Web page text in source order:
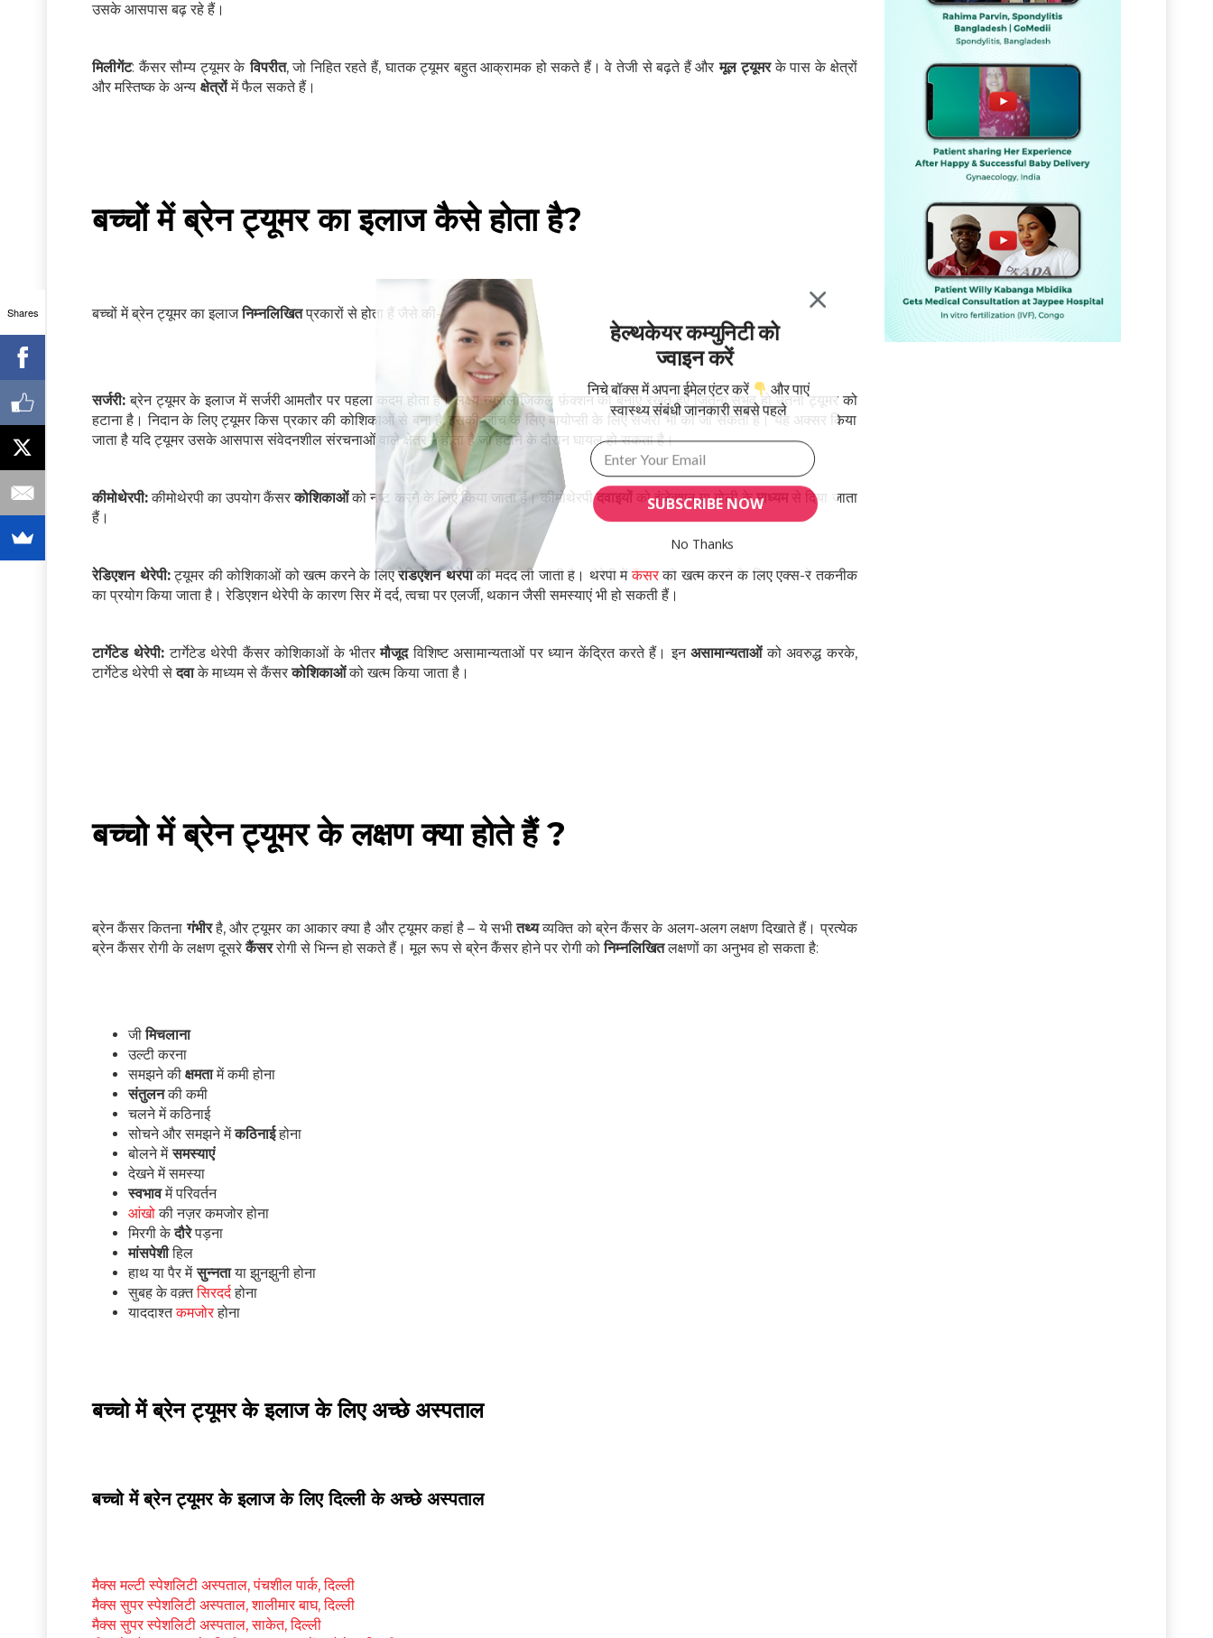
उसके आसपास बढ़ रहे हैं।
मिलीगेंट: कैंसर सौम्य ट्यूमर केविपरीत, जो निहित रहते हैं, घातक ट्यूमर बहुत आक्रामक हो सकते हैं। वे तेजी से बढ़ते हैं और मूल ट्यूमरके पास के क्षेत्रों
और मस्तिष्क के अन्य क्षेत्रोंमें फैल सकते हैं।
बच्चों में ब्रेन ट्यूमर का इलाज कैसे होता है?
बच्चों में ब्रेन ट्यूमर का इलाजनिम्नलिखितप्रकारों से होता हैं जैसे की-
सर्जरी: ब्रेन ट्यूमर के इलाज में सर्जरी आमतौर पर पहला कदम होता है। लक्ष्य न्यूरोलॉजिकल फ़ंक्शन को बनाए रखते हुए जितना संभव हो उतना ट्यूमर को
हटाना है। निदान के लिए ट्यूमर किस प्रकार की कोशिकाओं से बना है, इसकी जांच के लिए बायोप्सी के लिए सर्जरी भी की जा सकती है। यह अक्सर किया
जाता है यदि ट्यूमर उसके आसपास संवेदनशील संरचनाओं वाले क्षेत्र में होता है जो हटाने के दौरान घायल हो सकता है।
कीमोथेरपी:कीमोथेरपी का उपयोग कैंसरकोशिकाओंको नष्ट करने के लिए किया जाता हैं। कीमोथेरपीदवाइयोंको इंजेक्शन या गोली केमाध्यमसे दिया जाता
हैं।
रेडिएशन थेरेपी:ट्यूमर की कोश‍िकाओं को खत्‍म करने के ल‍िएरेड‍िएशन थेरेपीकी मदद ली जाती है। थेरेपी मेंकैंसरको खत्‍म करने के ल‍िए एक्‍स-रे तकनीक
का प्रयोग क‍िया जाता है। रेड‍िएशन थेरेपी के कारण स‍िर में दर्द, त्‍वचा पर एलर्जी, थकान जैसी समस्‍याएं भी हो सकती हैं।
टार्गेटेड थेरेपी: टार्गेटेड थेरेपी कैंसर कोशिकाओं के भीतरमौजूदविशिष्ट असामान्यताओं पर ध्यान केंद्रित करते हैं। इनअसामान्यताओंको अवरुद्ध करके,
टार्गेटेड थेरेपी सेदवाके माध्यम से कैंसरकोशिकाओंको खत्म किया जाता है।
बच्चो में ब्रेन ट्यूमर के लक्षण क्या होते हैं ?
ब्रेन कैंसर कितनागंभीरहै, और ट्यूमर का आकार क्या है और ट्यूमर कहां है – ये सभीतथ्यव्यक्ति को ब्रेन कैंसर के अलग-अलग लक्षण दिखाते हैं। प्रत्येक
ब्रेन कैंसर रोगी के लक्षण दूसरेकैंसररोगी से भिन्न हो सकते हैं। मूल रूप से ब्रेन कैंसर होने पर रोगी कोनिम्नलिखितलक्षणों का अनुभव हो सकता है:
जीमिचलाना
उल्टी करना
समझने की क्षमतामें कमी होना
संतुलनकी कमी
चलने में कठिनाई
सोचने और समझने मेंकठिनाईहोना
बोलने मेंसमस्याएं
देखने में समस्या
स्वभावमें परिवर्तन
आंखोकी नज़र कमजोर होना
मिरगी केदौरेपड़ना
मांसपेशीहिल
हाथ या पैर मेंसुन्नताया झुनझुनी होना
सुबह के वक़्तसिरदर्दहोना
याददाश्तकमजोरहोना
बच्चो में ब्रेन ट्यूमर के इलाज के लिए अच्छे अस्पताल
बच्चो में ब्रेन ट्यूमर के इलाज के लिए दिल्ली के अच्छे अस्पताल
मैक्स मल्टी स्पेशलिटी अस्पताल, पंचशील पार्क, दिल्ली
मैक्स सुपर स्पेशलिटी अस्पताल, शालीमार बाघ, दिल्ली
मैक्स सुपर स्पेशलिटी अस्पताल, साकेत, दिल्ली
Shares
SUBSCRIBE NOW
हेल्थकेयर कम्युनिटी को
ज्वाइन करें
निचे बॉक्स में अपना ईमेल एंटर करें और पाएं
स्वास्थ्य संबंधी जानकारी सबसे पहले
No Thanks
POWERED BY